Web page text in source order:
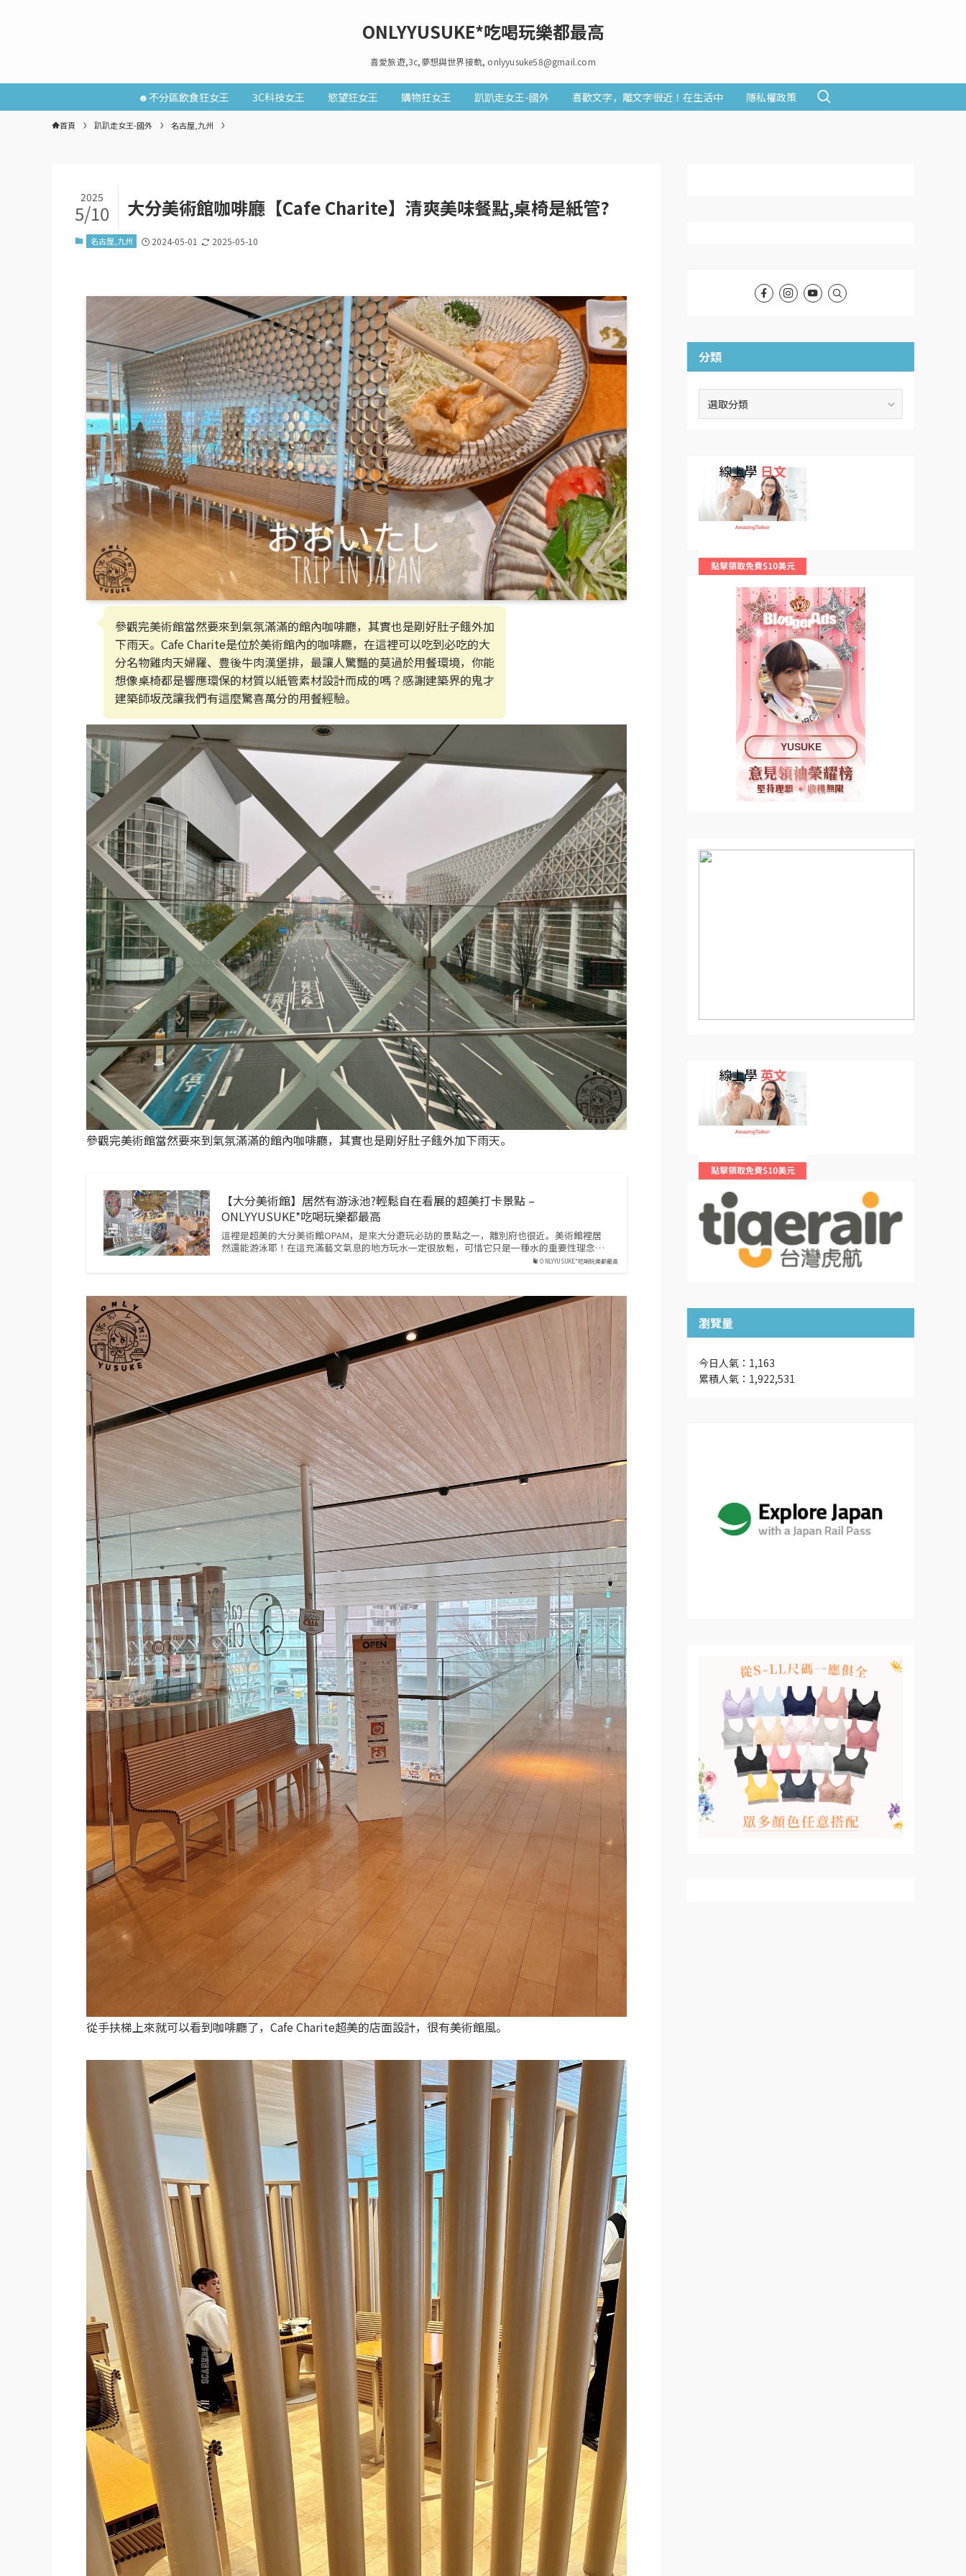
ONLYYUSUKE*吃喝玩樂都最高
喜愛旅遊,3c,夢想與世界接軌, onlyyusuke58@gmail.com
☻不分區飲食狂女王 3C科技女王 慾望狂女王 購物狂女王 趴趴走女王-國外 喜歡文字，離文字很近！在生活中 隱私權政策
首頁 趴趴走女王-國外 名古屋,九州
大分美術館咖啡廳【Cafe Charite】清爽美味餐點,桌椅是紙管?
2025
5/10
名古屋,九州 2024-05-01 2025-05-10
參觀完美術館當然要來到氣氛滿滿的館內咖啡廳，其實也是剛好肚子餓外加
下雨天。Cafe Charite是位於美術館內的咖啡廳，在這裡可以吃到必吃的大
分名物雞肉天婦羅、豊後牛肉漢堡排，最讓人驚豔的莫過於用餐環境，你能
想像桌椅都是響應環保的材質以紙管素材設計而成的嗎？感謝建築界的鬼才
建築師坂茂讓我們有這麼驚喜萬分的用餐經驗。
參觀完美術館當然要來到氣氛滿滿的館內咖啡廳，其實也是剛好肚子餓外加下雨天。
ONLYYUSUKE*吃喝玩樂都最高
【大分美術館】居然有游泳池?輕鬆自在看展的超美打卡景點 –
ONLYYUSUKE*吃喝玩樂都最高
這裡是超美的大分美術館OPAM，是來大分遊玩必訪的景點之一，離別府也很近。美術館裡居
然還能游泳耶！在這充滿藝文氣息的地方玩水一定很放鬆，可惜它只是一種水的重要性理念…
從手扶梯上來就可以看到咖啡廳了，Cafe Charite超美的店面設計，很有美術館風。
分類
線上學 日文
YUSUKE
線上學 英文
瀏覽量
今日人氣：1,163
累積人氣：1,922,531